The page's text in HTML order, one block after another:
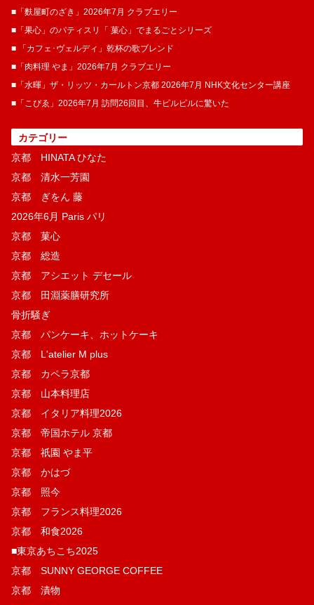
■「麩屋町のざき」2026年7月 クラブエリー
■「果心」のパティスリ「 菓​心」でまるごとシリーズ
■ 「カフェ･ヴェルディ」乾杯の歌ブレンド
■「肉料理 やま」2026年7月 クラブエリー
■「水暉」ザ・リッツ・カールトン京都 2026年7月 NHK文化センター講座
■「こぴゑ」2026年7月 訪問26回目、牛ピルピルに驚いた
カテゴリー
京都 HINATA ひなた
京都 清水一芳園
京都 ぎをん 藤
2026年6月 Paris パリ
京都 菓​心
京都 総造
京都 アシエット デセール
京都 田淵薬膳研究所
骨折騒ぎ
京都 パンケーキ、ホットケーキ
京都 L'atelier M plus
京都 カペラ京都
京都 山本料理店
京都 イタリア料理2026
京都 帝国ホテル 京都
京都 祇園 やま平
京都 かはづ
京都 照今
京都 フランス料理2026
京都 和食2026
■東京あちこち2025
京都 SUNNY GEORGE COFFEE
京都 漬物